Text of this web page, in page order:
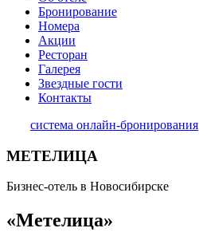
Бронирование
Номера
Акции
Ресторан
Галерея
Звездные гости
Контакты
система онлайн-бронирования
МЕТЕЛИЦА
Бизнес-отель в Новосибирске
«Метелица»